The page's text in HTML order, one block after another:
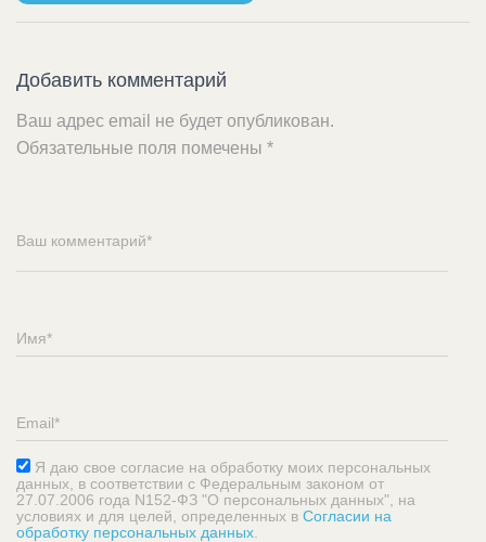
Добавить комментарий
Ваш адрес email не будет опубликован.
Обязательные поля помечены *
Я даю свое согласие на обработку моих персональных
данных, в соответствии с Федеральным законом от
27.07.2006 года N152-ФЗ "О персональных данных", на
условиях и для целей, определенных в Согласии на
обработку персональных данных